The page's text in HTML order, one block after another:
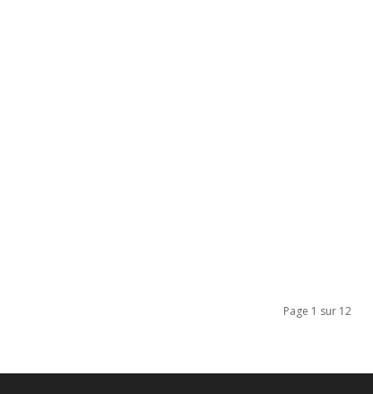
Page 1 sur 12